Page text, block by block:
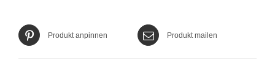
Produkt anpinnen Produkt mailen